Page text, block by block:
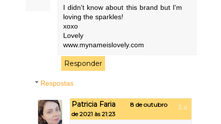
I didn't know about this brand but I'm
loving the sparkles!
xoxo
Lovely
www.mynameislovely.com
Responder
Respostas
Patricia Faria
8 de outubro
de 2021 às 21:23